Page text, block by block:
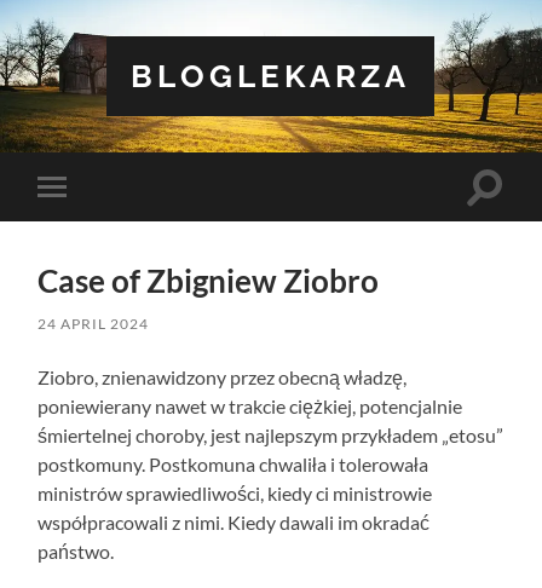
BLOGLEKARZA
Toggle
mobile
Toggle
Case of Zbigniew Ziobro
24 APRIL 2024
Ziobro, znienawidzony przez obecną władzę,
poniewierany nawet w trakcie ciężkiej, potencjalnie
śmiertelnej choroby, jest najlepszym przykładem „etosu”
postkomuny. Postkomuna chwaliła i tolerowała
ministrów sprawiedliwości, kiedy ci ministrowie
współpracowali z nimi. Kiedy dawali im okradać
państwo.